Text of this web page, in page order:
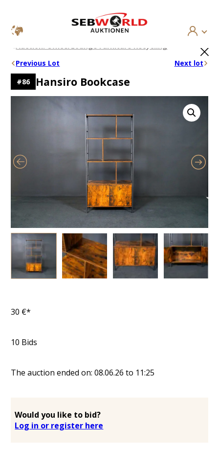
Skip
content
Auction: Office/Lounge Furniture Recycling
Previous Lot
Next lot
#86 Hansiro Bookcase
30 €*
10 Bids
The auction ended on:08.06.26 to 11:25
Would you like to bid?
Log in or register here
×